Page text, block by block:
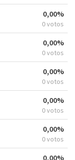
0,00%
0 votos
0,00%
0 votos
0,00%
0 votos
0,00%
0 votos
0,00%
0 votos
0,00%